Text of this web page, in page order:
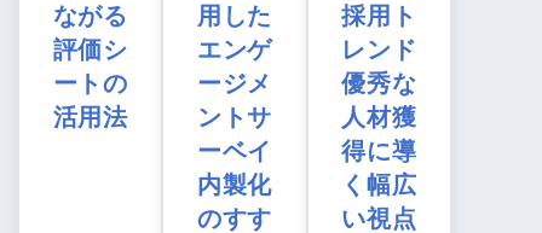
ながる
評価シ
ートの
活用法
用した
エンゲ
ージメ
ントサ
ーベイ
内製化
のすす
採用ト
レンド
優秀な
人材獲
得に導
く幅広
い視点